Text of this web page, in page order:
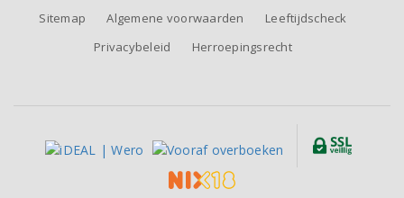
Sitemap
Algemene voorwaarden
Leeftijdscheck
Privacybeleid
Herroepingsrecht